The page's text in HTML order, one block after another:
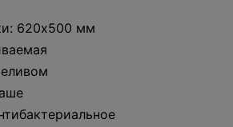
620x500 мм